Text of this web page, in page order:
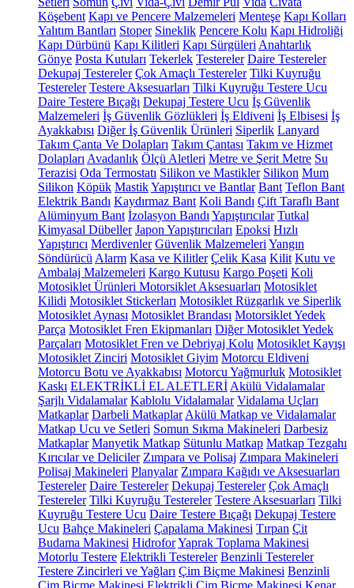
Köşebent Kapı ve Pencere Malzemeleri Menteşe Kapı Kolları
Yalıtım Bantları Stoper Sineklik Pencere Kolu Kapı Hidroliği
Kapı Dürbünü Kapı Kilitleri Kapı Sürgüleri Anahtarlık
Gönye Posta Kutuları Tekerlek Testereler Daire Testereler
Dekupaj Testereler Çok Amaçlı Testereler Tilki Kuyruğu
Testereler Testere Aksesuarları Tilki Kuyruğu Testere Ucu
Daire Testere Bıçağı Dekupaj Testere Ucu İş Güvenlik
Malzemeleri İş Güvenlik Gözlükleri İş Eldiveni İş Elbisesi İş
Ayakkabısı Diğer İş Güvenlik Ürünleri Siperlik Lanyard
Takım Çanta Ve Dolapları Takım Çantası Takım ve Hizmet
Dolapları Avadanlık Ölçü Aletleri Metre ve Şerit Metre Su
Terazisi Oda Termostatı Silikon ve Mastikler Silikon Mum
Silikon Köpük MastikYapıştırıcı ve Bantlar Bant Teflon Bant
Elektrik Bandı Kaydırmaz Bant Koli Bandı Çift Taraflı Bant
Alüminyum Bant İzolasyon Bandı Yapıştırıcılar Tutkal
Kimyasal Dübeller Japon Yapıştırıcıları Epoksi Hızlı
Yapıştırıcı Merdivenler Güvenlik Malzemeleri Yangın
Söndürücü Alarm Kasa ve Kilitler Çelik Kasa Kilit Kutu ve
Ambalaj Malzemeleri Kargo Kutusu Kargo Poşeti Koli
Motosiklet Ürünleri Motorsiklet Aksesuarları Motosiklet
Kilidi Motosiklet Stickerları Motosiklet Rüzgarlık ve Siperlik
Motosiklet Aynası Motosiklet Brandası Motorsiklet Yedek
Parça Motosiklet Fren Ekipmanları Diğer Motosiklet Yedek
Parçaları Motosiklet Fren ve Debriyaj Kolu Motosiklet Kayışı
Motosiklet Zinciri Motosiklet Giyim Motorcu Eldiveni
Motorcu Botu ve Ayakkabısı Motorcu Yağmurluk Motosiklet
Kaskı ELEKTRİKLİ EL ALETLERİ Akülü Vidalamalar
Şarjlı Vidalamalar Kablolu Vidalamalar Vidalama Uçları
Matkaplar Darbeli Matkaplar Akülü Matkap ve Vidalamalar
Matkap Ucu ve Setleri Somun Sıkma Makineleri Darbesiz
Matkaplar Manyetik Matkap Sütunlu Matkap Matkap Tezgahı
Kırıcılar ve Deliciler Zımpara ve Polisaj Zımpara Makineleri
Polisaj Makineleri Planyalar Zımpara Kağıdı ve Aksesuarları
Testereler Daire Testereler Dekupaj Testereler Çok Amaçlı
Testereler Tilki Kuyruğu Testereler Testere Aksesuarları Tilki
Kuyruğu Testere Ucu Daire Testere Bıçağı Dekupaj Testere
Ucu Bahçe Makineleri Çapalama Makinesi Tırpan Çit
Budama Makinesi HidroforYaprak Toplama Makinesi
Motorlu Testere Elektrikli Testereler Benzinli Testereler
Testere Zincirleri ve Yağları Çim Biçme Makinesi Benzinli
Çim Biçme Makinesi Elektrikli Çim Biçme Makinesi Kenar